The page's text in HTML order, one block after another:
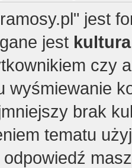
jest
jest
czy
wyśmiewanie
brak
tematu
odpowiedź